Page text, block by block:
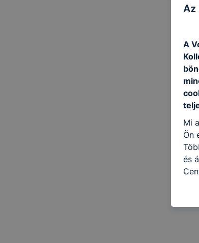
Az
A
Mi
Ön
és
a